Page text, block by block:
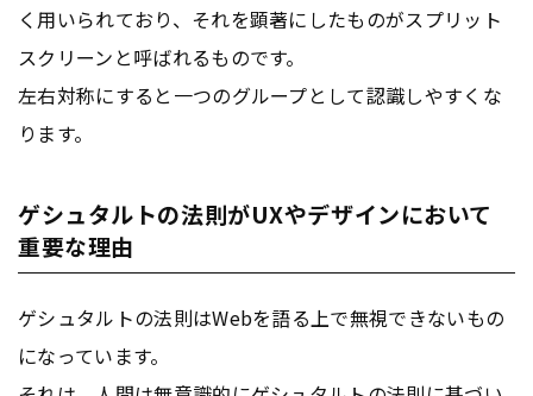
く用いられており、それを顕著にしたものがスプリット
スクリーンと呼ばれるものです。
左右対称にすると一つのグループとして認識しやすくな
ります。
ゲシュタルトの法則がUXやデザインにおいて
重要な理由
ゲシュタルトの法則はWebを語る上で無視できないもの
になっています。